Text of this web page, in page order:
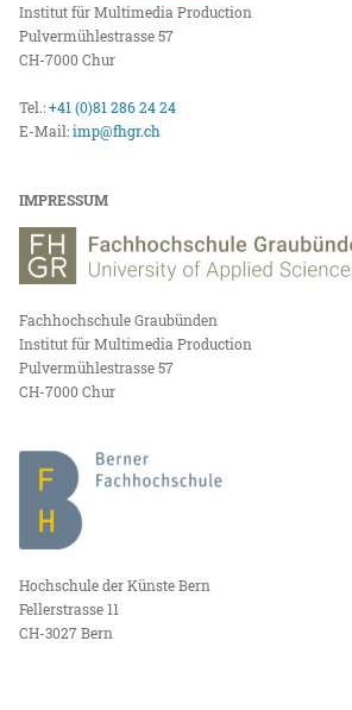
Institut für Multimedia Production
Pulvermühlestrasse 57
CH-7000 Chur
Tel.:+41 (0)81 286 24 24
E-Mail:imp@fhgr.ch
IMPRESSUM
Fachhochschule Graubünden
Institut für Multimedia Production
Pulvermühlestrasse 57
CH-7000 Chur
Hochschule der Künste Bern
Fellerstrasse 11
CH-3027 Bern